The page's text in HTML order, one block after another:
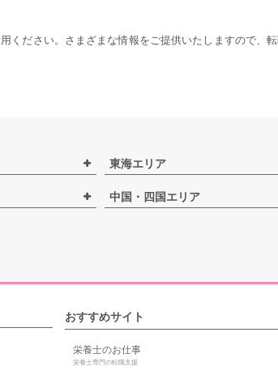
ください。さまざまな情報をご提供いたしますので、
東海エリア
中国・四国エリア
おすすめサイト
栄養士のお仕事
栄養士専門の転職支援